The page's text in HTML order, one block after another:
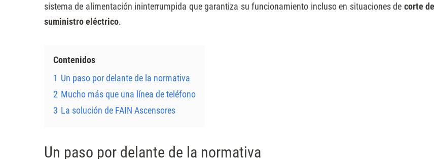
sistema de alimentación ininterrumpida que garantiza su funcionamiento incluso en situaciones de corte de
suministro eléctrico.
Contenidos
1 Un paso por delante de la normativa
2 Mucho más que una línea de teléfono
3 La solución de FAIN Ascensores
Un paso por delante de la normativa